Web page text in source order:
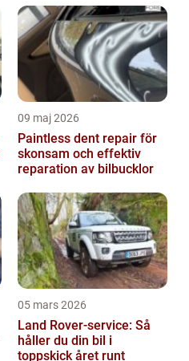
09 maj 2026
Paintless dent repair för
skonsam och effektiv
reparation av bilbucklor
05 mars 2026
Land Rover-service: Så
håller du din bil i
toppskick året runt